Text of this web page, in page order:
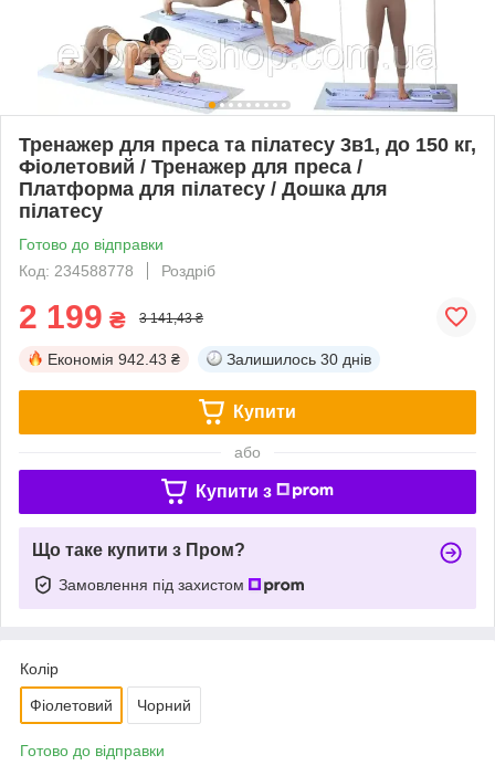
Тренажер для преса та пілатесу 3в1, до 150 кг,
Фіолетовий / Тренажер для преса /
Платформа для пілатесу / Дошка для
пілатесу
Готово до відправки
Код: 234588778
Роздріб
2 199 ₴ 3 141,43 ₴
Економія 942.43 ₴ Залишилось 30 днів
Купити
або
Купити з
Що таке купити з Пром?
Замовлення під захистом
Колір
Фіолетовий Чорний
Готово до відправки